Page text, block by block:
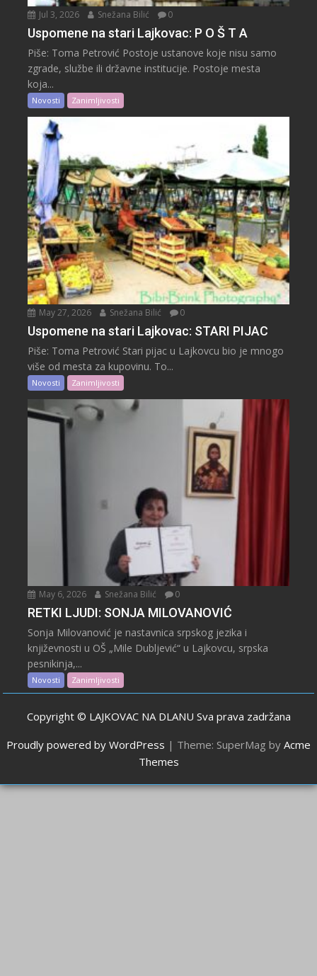
Jul 3, 2026 Snežana Bilić 0
Uspomene na stari Lajkovac: P O Š T A
Piše: Toma Petrović Postoje ustanove koje nisu samo
zgrade, službe ili državne institucije. Postoje mesta
koja...
Novosti Zanimljivosti
May 27, 2026 Snežana Bilić 0
Uspomene na stari Lajkovac: STARI PIJAC
Piše: Toma Petrović Stari pijac u Lajkovcu bio je mnogo
više od mesta za kupovinu. To...
Novosti Zanimljivosti
May 6, 2026 Snežana Bilić 0
RETKI LJUDI: SONJA MILOVANOVIĆ
Sonja Milovanović je nastavnica srpskog jezika i
književnosti u OŠ „Mile Dubljević“ u Lajkovcu, srpska
pesnikinja,...
Novosti Zanimljivosti
Copyright © LAJKOVAC NA DLANU Sva prava zadržana
Proudly powered by WordPress | Theme: SuperMag by Acme
Themes